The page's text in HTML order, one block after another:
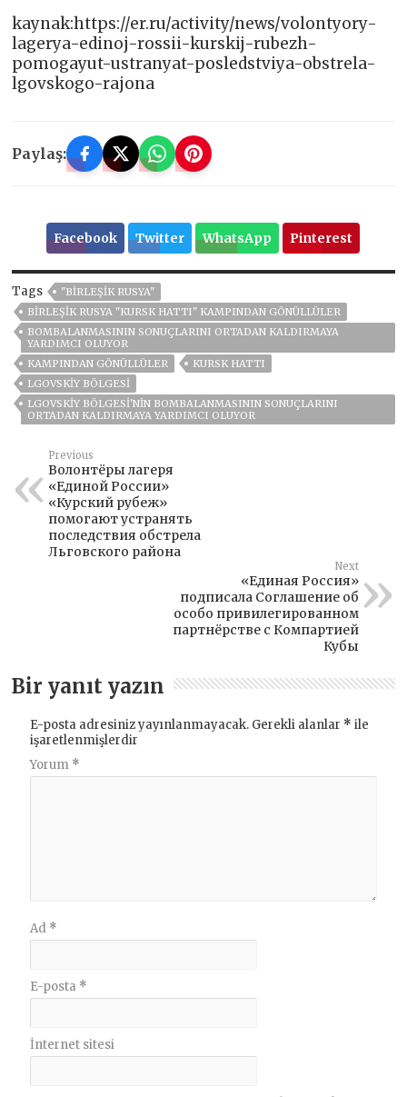
kaynak:https://er.ru/activity/news/volontyory-
lagerya-edinoj-rossii-kurskij-rubezh-
pomogayut-ustranyat-posledstviya-obstrela-
lgovskogo-rajona
Paylaş:
Facebook Twitter WhatsApp Pinterest
Tags
"BIRLEŞIK RUSYA"
BIRLEŞIK RUSYA "KURSK HATTI" KAMPINDAN GÖNÜLLÜLER
BOMBALANMASININ SONUÇLARINI ORTADAN KALDIRMAYA
YARDIMCI OLUYOR
KAMPINDAN GÖNÜLLÜLER
KURSK HATTI
LGOVSKIY BÖLGESI
LGOVSKIY BÖLGESI'NIN BOMBALANMASININ SONUÇLARINI
ORTADAN KALDIRMAYA YARDIMCI OLUYOR
Previous
Волонтёры лагеря
«Единой России»
«Курский рубеж»
помогают устранять
последствия обстрела
Льговского района
Next
«Единая Россия»
подписала Соглашение об
особо привилегированном
партнёрстве с Компартией
Кубы
Bir yanıt yazın
E-posta adresiniz yayınlanmayacak. Gerekli alanlar * ile
işaretlenmişlerdir
Yorum *
Ad *
E-posta *
İnternet sitesi